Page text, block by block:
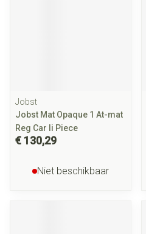
Jobst
Jobst Mat Opaque 1 At-mat
Reg Car Ii Piece
€ 130,29
Niet beschikbaar